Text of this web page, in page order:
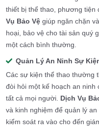
thiết bị thể thao, phương tiện
Vụ Bảo Vệ giúp ngăn chặn
hoại, bảo vệ cho tài sản quý
một cách bình thường.
Quản Lý An Ninh Sự
Các sự kiện thể thao thường
đòi hỏi một kế hoạch an
tất cả mọi người. Dịch Vụ
và kinh nghiệm để quản lý
kiểm soát ra vào cho đến